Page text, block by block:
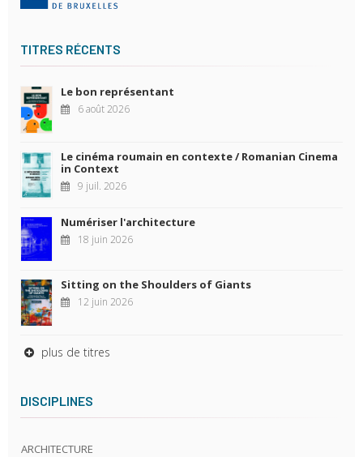
TITRES RÉCENTS
Le bon représentant
6 août 2026
Le cinéma roumain en contexte / Romanian Cinema
in Context
9 juil. 2026
Numériser l'architecture
18 juin 2026
Sitting on the Shoulders of Giants
12 juin 2026
plus de titres
DISCIPLINES
ARCHITECTURE